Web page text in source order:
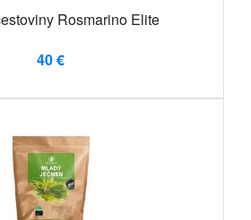
Rosmarino Elite
40 €